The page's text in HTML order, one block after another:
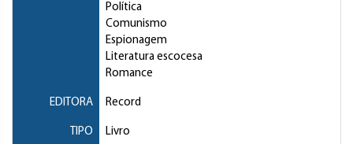
Política
Comunismo
Espionagem
Literatura escocesa
Romance
EDITORA Record
TIPO Livro